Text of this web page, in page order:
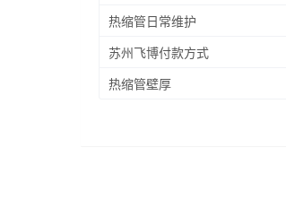
热缩管日常维护
苏州飞博付款方式
热缩管壁厚